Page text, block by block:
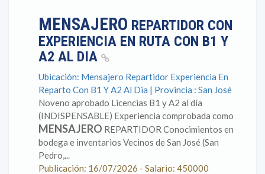
MENSAJERO REPARTIDOR CON
EXPERIENCIA EN RUTA CON B1 Y
A2 AL DIA
Ubicación: Mensajero Repartidor Experiencia En
Reparto Con B1 Y A2 Al Dia | Provincia : San José
Noveno aprobado Licencias B1 y A2 al día
(INDISPENSABLE) Experiencia comprobada como
MENSAJERO REPARTIDOR Conocimientos en
bodega e inventarios Vecinos de San José (San
Pedro,...
Publicación: 16/07/2026 - Salario: 450000